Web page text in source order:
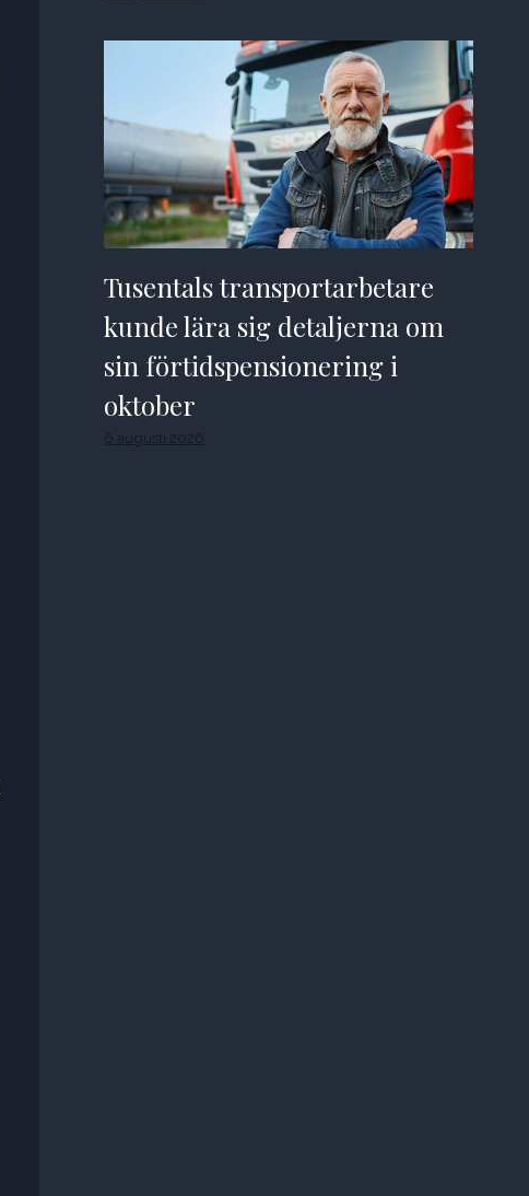
Tusentals transportarbetare
kunde lära sig detaljerna om
sin förtidspensionering i
oktober
6 augusti 2026